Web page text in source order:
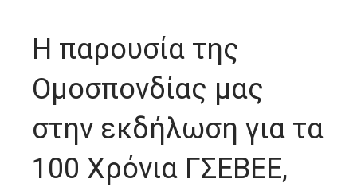
Η παρουσία της
Ομοσπονδίας μας
στην εκδήλωση για τα
100 Χρόνια ΓΣΕΒΕΕ,